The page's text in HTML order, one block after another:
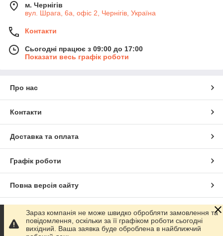
м. Чернігів
вул. Шрага, 6а, офіс 2, Чернігів, Україна
Контакти
Сьогодні працює з 09:00 до 17:00
Показати весь графік роботи
Про нас
Контакти
Доставка та оплата
Графік роботи
Повна версія сайту
Сайт створено на маркетплейсі Prom.ua
Політика конфіденційності
Зараз компанія не може швидко обробляти замовлення та
повідомлення, оскільки за її графіком роботи сьогодні
вихідний. Ваша заявка буде оброблена в найближчий